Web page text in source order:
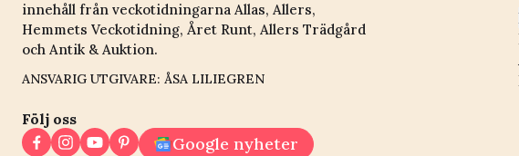
innehåll från veckotidningarna Allas, Allers,
Hemmets Veckotidning, Året Runt, Allers Trädgård
och Antik & Auktion.
ANSVARIG UTGIVARE: ÅSA LILIEGREN
Följ oss
Google nyheter